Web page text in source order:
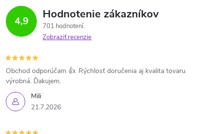
4,9 Hodnotenie zákazníkov
701 hodnotení
Zobraziť recenzie
Mili
21.7.2026
Obchod odporúčam 👍. Rýchlosť doručenia aj kvalita tovaru
výrobná. Ďakujem.